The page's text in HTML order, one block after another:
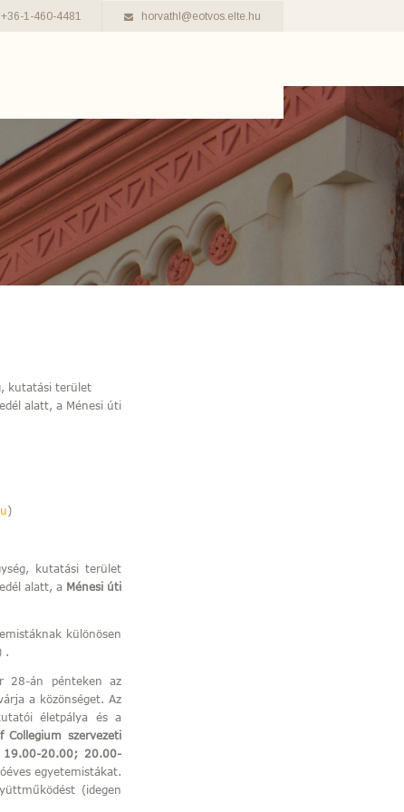
+36-1-460-4481 horvathl@eotvos.elte.hu
kutatási terület
alatt, a Ménesi úti
)
kutatási terület
alatt, a Ménesi úti
különösen
.
28-án pénteken az
a közönséget. Az
életpálya és a
Collegium szervezeti
19.00-20.00; 20.00-
egyetemistákat.
(idegen